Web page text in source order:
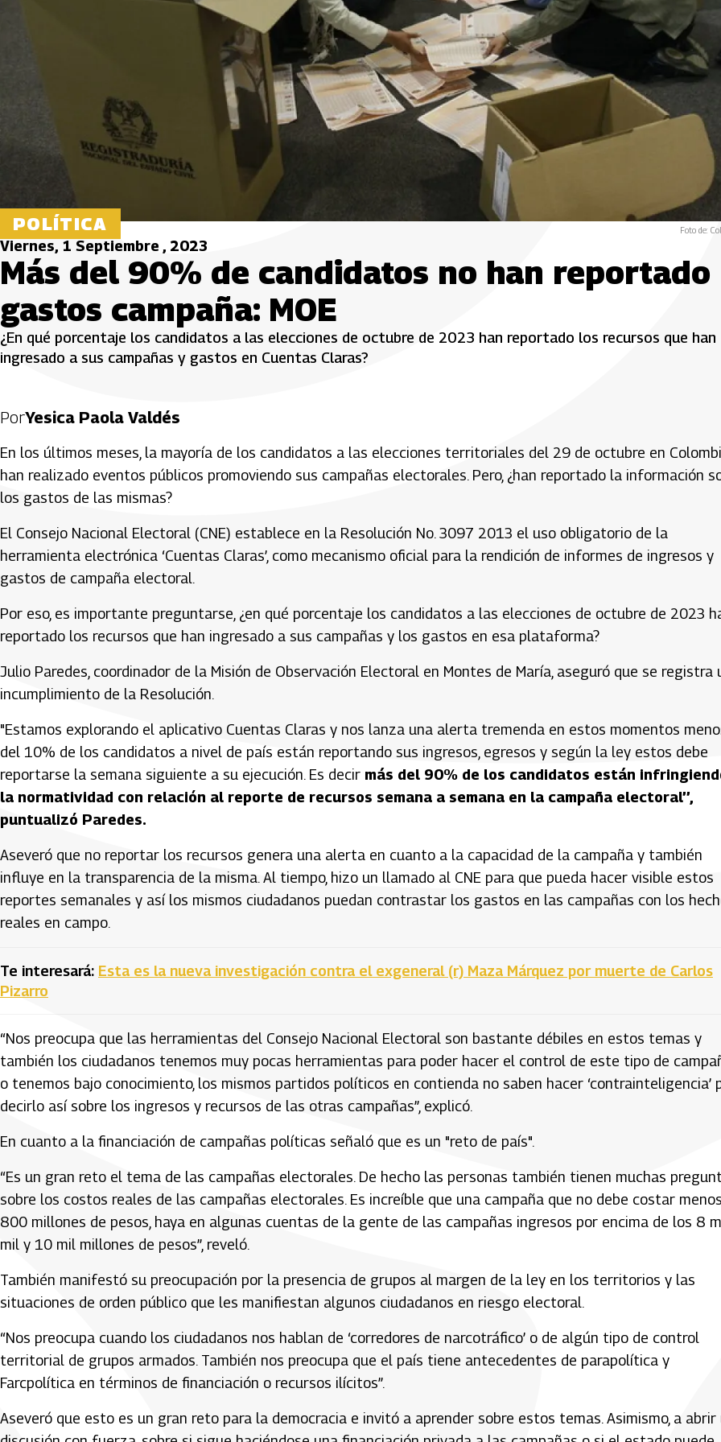
POLÍTICA Foto de:
Viernes, 1 Septiembre , 2023
Más del 90% de candidatos no han reportado
gastos campaña: MOE
¿En qué porcentaje los candidatos a las elecciones de octubre de 2023 han reportado los recursos que han
ingresado a sus campañas y gastos en Cuentas Claras?
PorYesica Paola Valdés
En los últimos meses, la mayoría de los candidatos a las elecciones territoriales del 29 de octubre en
han realizado eventos públicos promoviendo sus campañas electorales. Pero, ¿han reportado la información
los gastos de las mismas?
El Consejo Nacional Electoral (CNE) establece en la Resolución No. 3097 2013 el uso obligatorio de la
herramienta electrónica ‘Cuentas Claras’, como mecanismo oficial para la rendición de informes de ingresos y
gastos de campaña electoral.
Por eso, es importante preguntarse, ¿en qué porcentaje los candidatos a las elecciones de octubre de 2023
reportado los recursos que han ingresado a sus campañas y los gastos en esa plataforma?
Julio Paredes, coordinador de la Misión de Observación Electoral en Montes de María, aseguró que se registra
incumplimiento de la Resolución.
"Estamos explorando el aplicativo Cuentas Claras y nos lanza una alerta tremenda en estos momentos
del 10% de los candidatos a nivel de país están reportando sus ingresos, egresos y según la ley estos debe
reportarse la semana siguiente a su ejecución. Es decir más del 90% de los candidatos están
la normatividad con relación al reporte de recursos semana a semana en la campaña electoral’’,
puntualizó Paredes.
Aseveró que no reportar los recursos genera una alerta en cuanto a la capacidad de la campaña y también
influye en la transparencia de la misma. Al tiempo, hizo un llamado al CNE para que pueda hacer visible estos
reportes semanales y así los mismos ciudadanos puedan contrastar los gastos en las campañas con los
reales en campo.
Te interesará: Esta es la nueva investigación contra el exgeneral (r) Maza Márquez por muerte de Carlos
Pizarro
“Nos preocupa que las herramientas del Consejo Nacional Electoral son bastante débiles en estos temas y
también los ciudadanos tenemos muy pocas herramientas para poder hacer el control de este tipo de
o tenemos bajo conocimiento, los mismos partidos políticos en contienda no saben hacer ‘contrainteligencia’
decirlo así sobre los ingresos y recursos de las otras campañas”, explicó.
En cuanto a la financiación de campañas políticas señaló que es un "reto de país".
“Es un gran reto el tema de las campañas electorales. De hecho las personas también tienen muchas
sobre los costos reales de las campañas electorales. Es increíble que una campaña que no debe costar
800 millones de pesos, haya en algunas cuentas de la gente de las campañas ingresos por encima de los 8
mil y 10 mil millones de pesos”, reveló.
También manifestó su preocupación por la presencia de grupos al margen de la ley en los territorios y las
situaciones de orden público que les manifiestan algunos ciudadanos en riesgo electoral.
“Nos preocupa cuando los ciudadanos nos hablan de ‘corredores de narcotráfico’ o de algún tipo de control
territorial de grupos armados. También nos preocupa que el país tiene antecedentes de parapolítica y
Farcpolítica en términos de financiación o recursos ilícitos”.
Aseveró que esto es un gran reto para la democracia e invitó a aprender sobre estos temas. Asimismo, a abrir